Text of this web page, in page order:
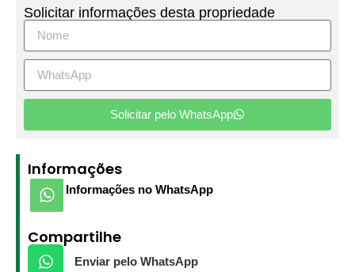
Solicitar informações desta propriedade
Solicitar pelo WhatsApp
Informações
Informações no WhatsApp
Compartilhe
Enviar pelo WhatsApp